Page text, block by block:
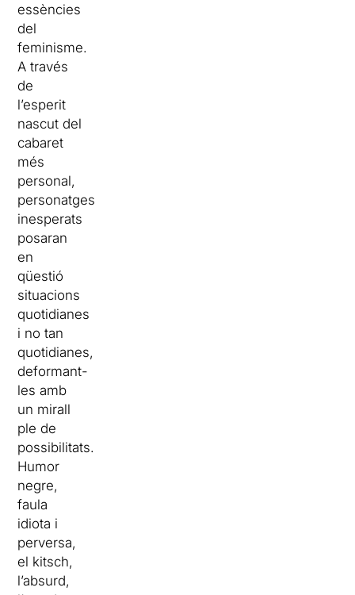
essències
del
feminisme.
A través
de
l’esperit
nascut del
cabaret
més
personal,
personatges
inesperats
posaran
en
qüestió
situacions
quotidianes
i no tan
quotidianes,
deformant-
les amb
un mirall
ple de
possibilitats.
Humor
negre,
faula
idiota i
perversa,
el kitsch,
l’absurd,